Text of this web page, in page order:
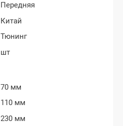
Передняя
Китай
Тюнинг
шт
70 мм
110 мм
230 мм